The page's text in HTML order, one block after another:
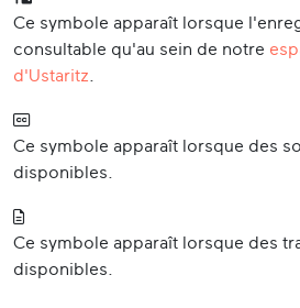
Ce symbole apparaît lorsque
consultable qu'au sein de notre
d'Ustaritz
Ce symbole apparaît lorsque des
disponibles.
Ce symbole apparaît lorsque des
disponibles.